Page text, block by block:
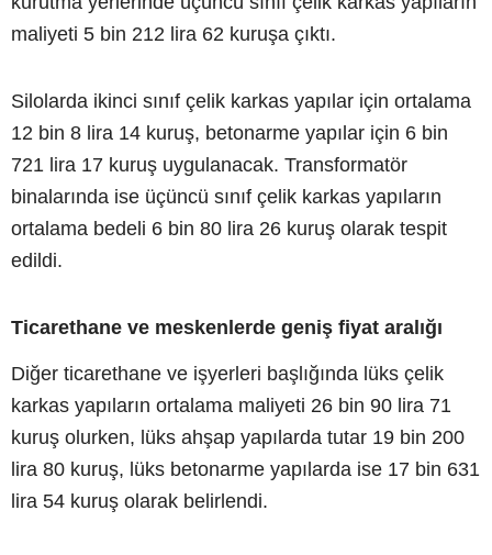
maliyeti 5 bin 212 lira 62 kuruşa çıktı.
Silolarda ikinci sınıf çelik karkas yapılar için ortalama
12 bin 8 lira 14 kuruş, betonarme yapılar için 6 bin
721 lira 17 kuruş uygulanacak. Transformatör
binalarında ise üçüncü sınıf çelik karkas yapıların
ortalama bedeli 6 bin 80 lira 26 kuruş olarak tespit
edildi.
Ticarethane ve meskenlerde geniş fiyat aralığı
Diğer ticarethane ve işyerleri başlığında lüks çelik
karkas yapıların ortalama maliyeti 26 bin 90 lira 71
kuruş olurken, lüks ahşap yapılarda tutar 19 bin 200
lira 80 kuruş, lüks betonarme yapılarda ise 17 bin 631
lira 54 kuruş olarak belirlendi.